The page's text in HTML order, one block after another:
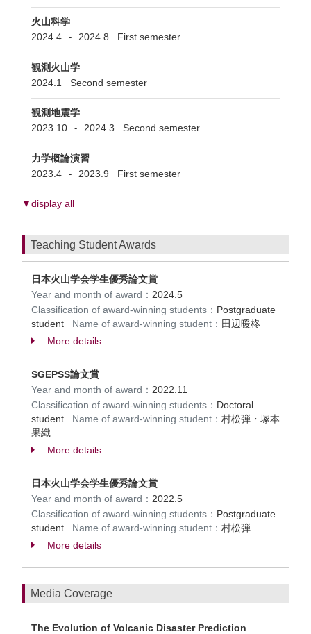
火山科学
2024.4
- 2024.8 First semester
観測火山学
2024.1
Second semester
観測地震学
2023.10
- 2024.3 Second semester
力学概論演習
2023.4
- 2023.9 First semester
▼display all
Teaching Student Awards
日本火山学会学生優秀論文賞
Year and month of award： 2024.5
Classification of award-winning students： Postgraduate
student Name of award-winning student： 田辺暖柊
More details
SGEPSS論文賞
Year and month of award： 2022.11
Classification of award-winning students： Doctoral
student Name of award-winning student： 村松弾・塚本
果織
More details
日本火山学会学生優秀論文賞
Year and month of award： 2022.5
Classification of award-winning students： Postgraduate
student Name of award-winning student： 村松弾
More details
Media Coverage
The Evolution of Volcanic Disaster Prediction